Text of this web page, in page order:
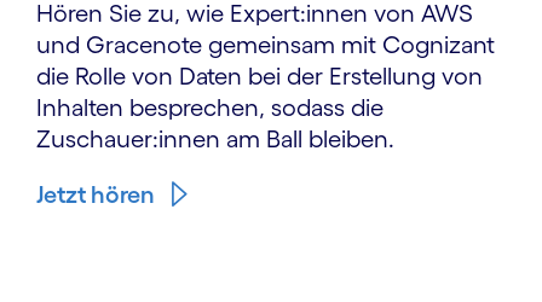
Hören Sie zu, wie Expert:innen von AWS
und Gracenote gemeinsam mit Cognizant
die Rolle von Daten bei der Erstellung von
Inhalten besprechen, sodass die
Zuschauer:innen am Ball bleiben.
Jetzt hören